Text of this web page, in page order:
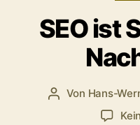
SEO ist
Beitragsautor
Von Hans-